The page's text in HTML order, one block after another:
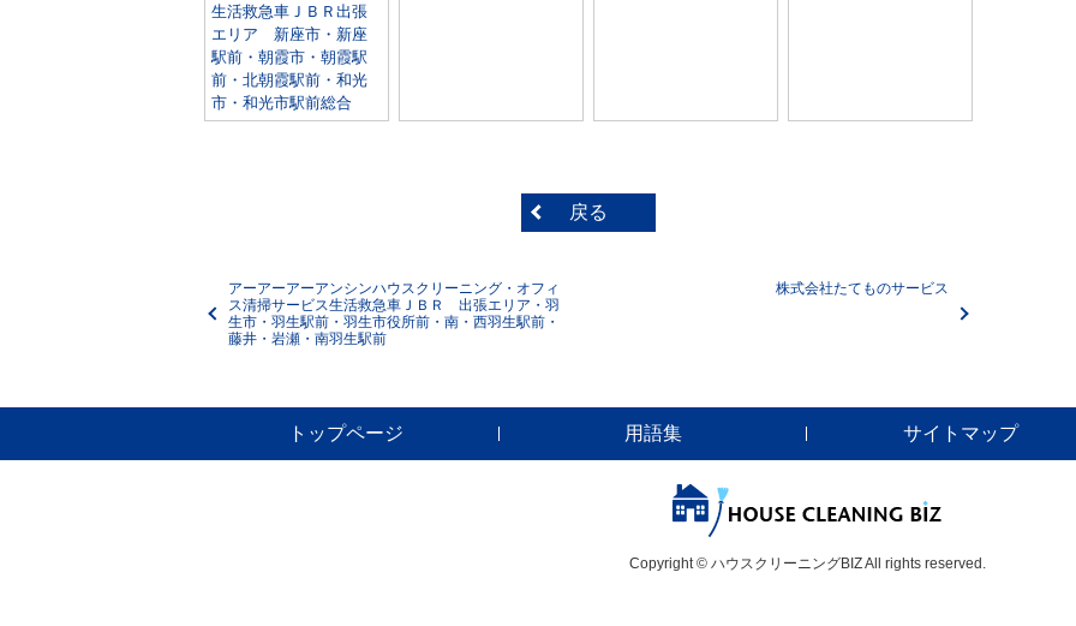
生活救急車ＪＢＲ出張
エリア 新座市・新座
駅前・朝霞市・朝霞駅
前・北朝霞駅前・和光
市・和光市駅前総合
戻る
アーアーアーアンシンハウスクリーニング・オフィ
ス清掃サービス生活救急車ＪＢＲ 出張エリア・羽
生市・羽生駅前・羽生市役所前・南・西羽生駅前・
藤井・岩瀬・南羽生駅前
株式会社たてものサービス
トップページ 用語集 サイトマップ
Copyright © ハウスクリーニングBIZ All rights reserved.